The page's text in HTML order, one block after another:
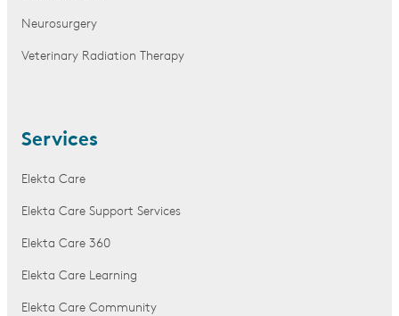
Neurosurgery
Veterinary Radiation Therapy
Services
Elekta Care
Elekta Care Support Services
Elekta Care 360
Elekta Care Learning
Elekta Care Community